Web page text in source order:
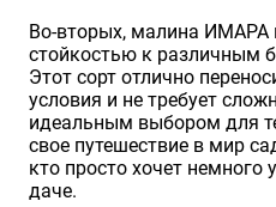
Во-вторых, малина ИМАРА
стойкостью к различным
Этот сорт отлично
условия и не требует
идеальным выбором для
свое путешествие в мир
кто просто хочет немного
даче.